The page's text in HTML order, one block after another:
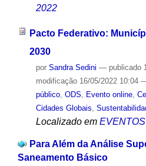
2022
Pacto Federativo:
2030
por Sandra Sedini — publicado
modificação16/05/2022 10:04
público, ODS Evento online,
Cidades Globais
Localizado em EVENTOS
Para Além da Análise
Saneamento Básico